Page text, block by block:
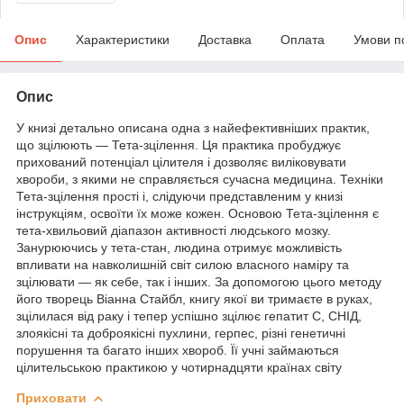
Опис Характеристики Доставка Оплата Умови
Опис
У книзі детально описана одна з найефективніших практик,
що зцілюють — Тета-зцілення. Ця практика пробуджує
прихований потенціал цілителя і дозволяє виліковувати
хвороби, з якими не справляється сучасна медицина. Техніки
Тета-зцілення прості і, слідуючи представленим у книзі
інструкціям, освоїти їх може кожен. Основою Тета-зцілення є
тета-хвильовий діапазон активності людського мозку.
Занурюючись у тета-стан, людина отримує можливість
впливати на навколишній світ силою власного наміру та
зцілювати — як себе, так і інших. За допомогою цього методу
його творець Віанна Стайбл, книгу якої ви тримаєте в руках,
зцілилася від раку і тепер успішно зцілює гепатит С, СНІД,
злоякісні та доброякісні пухлини, герпес, різні генетичні
порушення та багато інших хвороб. Її учні займаються
цілительською практикою у чотирнадцяти країнах світу
Приховати